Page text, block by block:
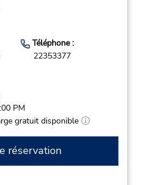
Téléphone :
22353377
PM
gratuit disponible
réservation